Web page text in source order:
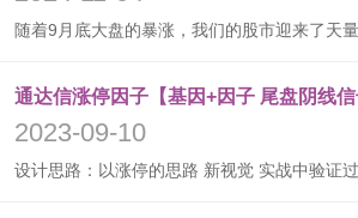
通达信涨停因子【基因+因子 尾盘阴线
2023-09-10